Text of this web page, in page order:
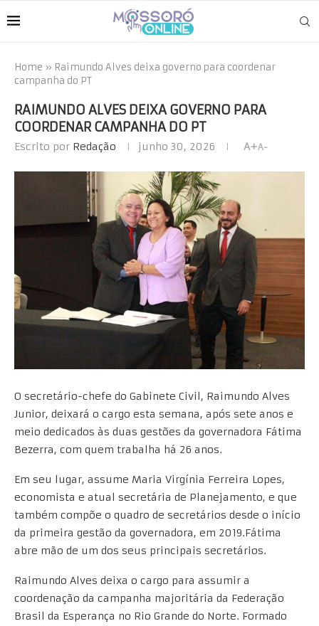
Home » Raimundo Alves deixa governo para coordenar
campanha do PT
RAIMUNDO ALVES DEIXA GOVERNO PARA
COORDENAR CAMPANHA DO PT
Escrito por Redação junho 30, 2026 A+A-
O secretário-chefe do Gabinete Civil, Raimundo Alves
Junior, deixará o cargo esta semana, após sete anos e
meio dedicados às duas gestões da governadora Fátima
Bezerra, com quem trabalha há 26 anos.
Em seu lugar, assume Maria Virgínia Ferreira Lopes,
economista e atual secretária de Planejamento, e que
também compõe o quadro de secretários desde o início
da primeira gestão da governadora, em 2019.Fátima
abre mão de um dos seus principais secretários.
Raimundo Alves deixa o cargo para assumir a
coordenação da campanha majoritária da Federação
Brasil da Esperança no Rio Grande do Norte. Formado